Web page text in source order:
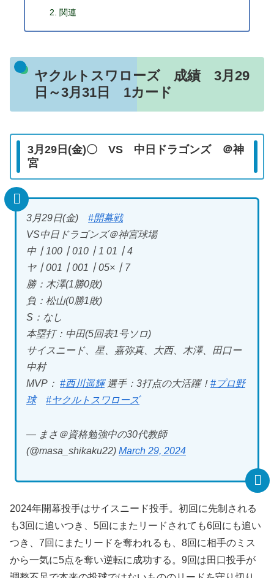
関連
ヤクルトスワローズ 成績 3月29
日～3月31日 1カード
3月29日(金)〇 VS 中日ドラゴンズ ＠神
宮
3月29日(金) #開幕戦
VS中日ドラゴンズ＠神宮球場
中┃100┃010┃1 01┃4
ヤ┃001┃001┃05×┃7
勝：木澤(1勝0敗)
負：松山(0勝1敗)
S：なし
本塁打：中田(5回表1号ソロ)
サイスニード、星、嘉弥真、大西、木澤、田口ー
中村
MVP： #西川遥輝選手：3打点の大活躍！ #プロ野
球
#ヤクルトスワローズ
— まさ＠資格勉強中の30代教師
(@masa_shikaku22) March 29, 2024
2024年開幕投手はサイスニード投手。初回に先制される
も3回に追いつき、5回にまたリードされても6回にも追い
つき、7回にまたリードを奪われるも、8回に相手のミス
から一気に5点を奪い逆転に成功する。9回は田口投手が